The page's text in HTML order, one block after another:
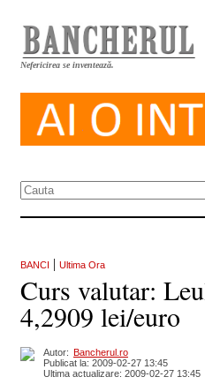
Nefericirea se inventează.
BANCI | Ultima Ora
Curs valutar:
4,2909 lei/euro
Autor: Bancherul.ro
Publicat la: 2009-02-27 13:45
Ultima actualizare: 2009-02-27 13:45